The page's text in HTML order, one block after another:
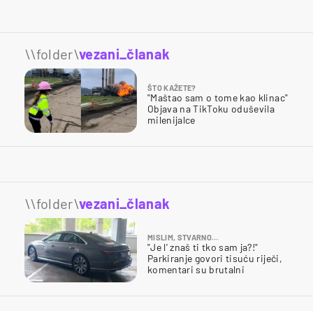
\\folder\vezani_članak
ŠTO KAŽETE?
"Maštao sam o tome kao klinac"
Objava na TikToku oduševila
milenijalce
\\folder\vezani_članak
MISLIM, STVARNO…
"Je l' znaš ti tko sam ja?!"
Parkiranje govori tisuću riječi,
komentari su brutalni